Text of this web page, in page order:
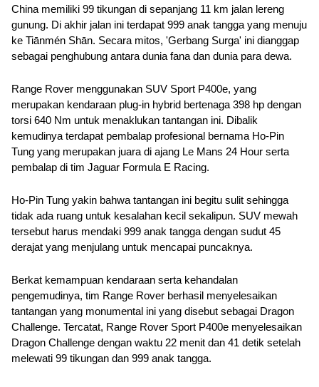
China memiliki 99 tikungan di sepanjang 11 km jalan lereng
gunung. Di akhir jalan ini terdapat 999 anak tangga yang menuju
ke Tiānmén Shān. Secara mitos, 'Gerbang Surga' ini dianggap
sebagai penghubung antara dunia fana dan dunia para dewa.
Range Rover menggunakan SUV Sport P400e, yang
merupakan kendaraan plug-in hybrid bertenaga 398 hp dengan
torsi 640 Nm untuk menaklukan tantangan ini. Dibalik
kemudinya terdapat pembalap profesional bernama Ho-Pin
Tung yang merupakan juara di ajang Le Mans 24 Hour serta
pembalap di tim Jaguar Formula E Racing.
Ho-Pin Tung yakin bahwa tantangan ini begitu sulit sehingga
tidak ada ruang untuk kesalahan kecil sekalipun. SUV mewah
tersebut harus mendaki 999 anak tangga dengan sudut 45
derajat yang menjulang untuk mencapai puncaknya.
Berkat kemampuan kendaraan serta kehandalan
pengemudinya, tim Range Rover berhasil menyelesaikan
tantangan yang monumental ini yang disebut sebagai Dragon
Challenge. Tercatat, Range Rover Sport P400e menyelesaikan
Dragon Challenge dengan waktu 22 menit dan 41 detik setelah
melewati 99 tikungan dan 999 anak tangga.